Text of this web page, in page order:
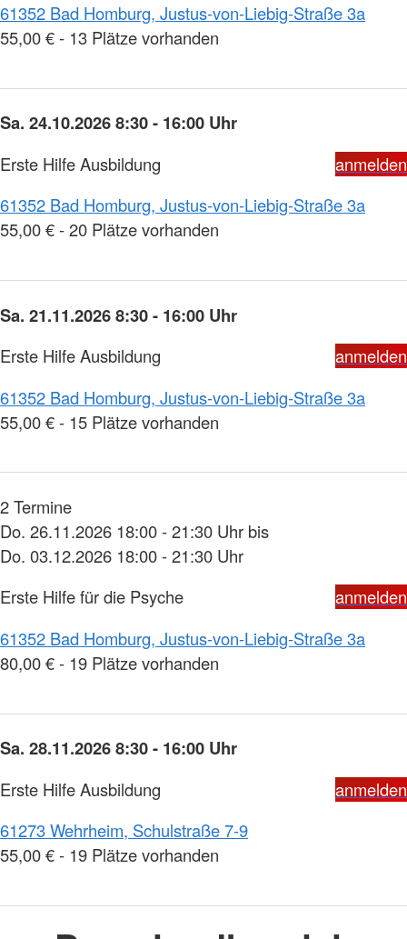
61352 Bad Homburg, Justus-von-Liebig-Straße 3a
55,00 € - 13 Plätze vorhanden
Sa. 24.10.2026 8:30 - 16:00 Uhr
Erste Hilfe Ausbildung
anmelden
61352 Bad Homburg, Justus-von-Liebig-Straße 3a
55,00 € - 20 Plätze vorhanden
Sa. 21.11.2026 8:30 - 16:00 Uhr
Erste Hilfe Ausbildung
anmelden
61352 Bad Homburg, Justus-von-Liebig-Straße 3a
55,00 € - 15 Plätze vorhanden
2 Termine
Do. 26.11.2026 18:00 - 21:30 Uhr bis
Do. 03.12.2026 18:00 - 21:30 Uhr
Erste Hilfe für die Psyche
anmelden
61352 Bad Homburg, Justus-von-Liebig-Straße 3a
80,00 € - 19 Plätze vorhanden
Sa. 28.11.2026 8:30 - 16:00 Uhr
Erste Hilfe Ausbildung
anmelden
61273 Wehrheim, Schulstraße 7-9
55,00 € - 19 Plätze vorhanden